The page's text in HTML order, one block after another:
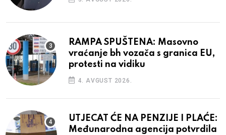
RAMPA SPUŠTENA: Masovno
vraćanje bh vozača s granica EU,
protesti na vidiku
4. AVGUST 2026.
UTJECAT ĆE NA PENZIJE I PLAĆE:
Međunarodna agencija potvrdila